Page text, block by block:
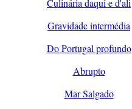
Culinária daqui e d'ali
Gravidade intermédia
Do Portugal profundo
Abrupto
Mar Salgado